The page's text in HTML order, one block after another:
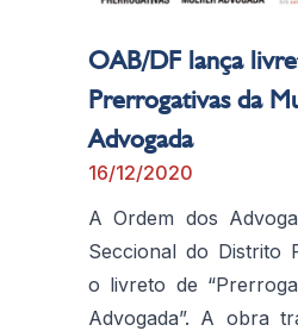
OAB/DF lança
Prerrogativas da
Advogada
16/12/2020
A Ordem dos
Seccional do Distrito
o livreto de
Advogada”. A obra